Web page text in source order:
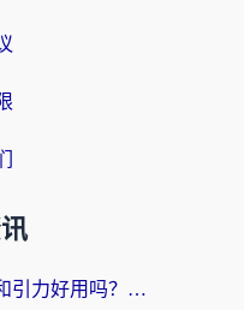
海外党必看：Quickback和引力好用吗？3分钟搞懂回国加速器怎么选